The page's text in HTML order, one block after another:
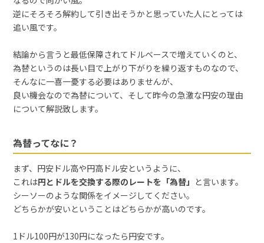
逆にそろそろ解約して引き出そうかと思っていた人にとっては
追い風です。
結論から言うと最低保障されてドルベースで増えていくのと、
為替というのは長い目で上がり下がりを繰り返すものなので、
そんなに一喜一憂する必要はありませんが、
良い機会なので為替について、そして昨今の急激な円安の理由
について解説致します。
為替ってなに？
まず、円安ドル高や円高ドル安というように、
これは円とドルを交換する際のレートを 「為替」 と言います。
シーソーのような関係をイメージしてください。
どちらかが安いということはどちらかが高いのです。
1ドル100円が130円になったら円安です。